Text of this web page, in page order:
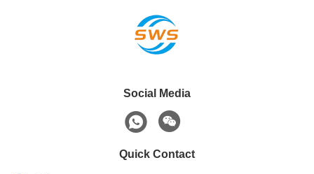
Social Media
Quick Contact